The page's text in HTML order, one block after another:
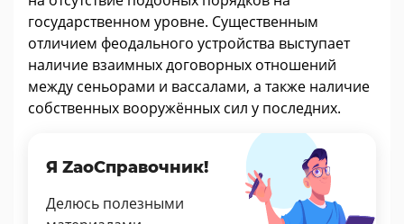
государственном уровне. Существенным
отличием феодального устройства выступает
наличие взаимных договорных отношений
между сеньорами и вассалами, а также наличие
собственных вооружённых сил у последних.
Я ZaoСправочник!
Делюсь полезными